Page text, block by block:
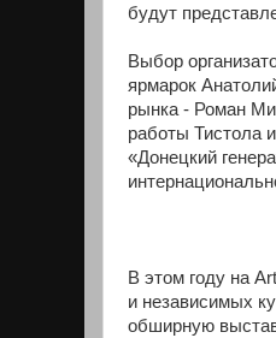
будут
Выбор
ярмарок
рынка - Роман
работы Тистола
«Донецкий
В этом году на
и независимых
обширную